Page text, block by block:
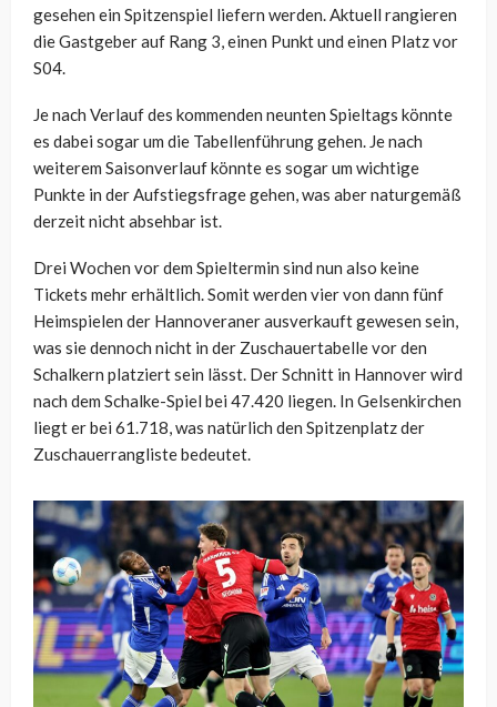
gesehen ein Spitzenspiel liefern werden. Aktuell rangieren
die Gastgeber auf Rang 3, einen Punkt und einen Platz vor
S04.
Je nach Verlauf des kommenden neunten Spieltags könnte
es dabei sogar um die Tabellenführung gehen. Je nach
weiterem Saisonverlauf könnte es sogar um wichtige
Punkte in der Aufstiegsfrage gehen, was aber naturgemäß
derzeit nicht absehbar ist.
Drei Wochen vor dem Spieltermin sind nun also keine
Tickets mehr erhältlich. Somit werden vier von dann fünf
Heimspielen der Hannoveraner ausverkauft gewesen sein,
was sie dennoch nicht in der Zuschauertabelle vor den
Schalkern platziert sein lässt. Der Schnitt in Hannover wird
nach dem Schalke-Spiel bei 47.420 liegen. In Gelsenkirchen
liegt er bei 61.718, was natürlich den Spitzenplatz der
Zuschauerrangliste bedeutet.